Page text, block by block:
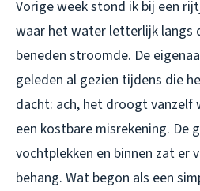
Vorige week stond ik bij een
waar het water letterlijk langs
beneden stroomde. De
geleden al gezien tijdens die
dacht: ach, het droogt vanzelf
een kostbare misrekening. De
vochtplekken en binnen zat er
behang. Wat begon als een